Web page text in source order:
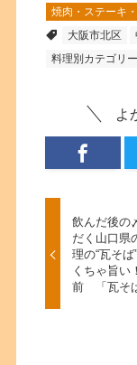
焼肉・ステーキ
大阪市北区
料理別カテゴリー
よ
飲んだ後の
だく山口県
理の“瓦そば
くちゃ旨
前 「瓦そ